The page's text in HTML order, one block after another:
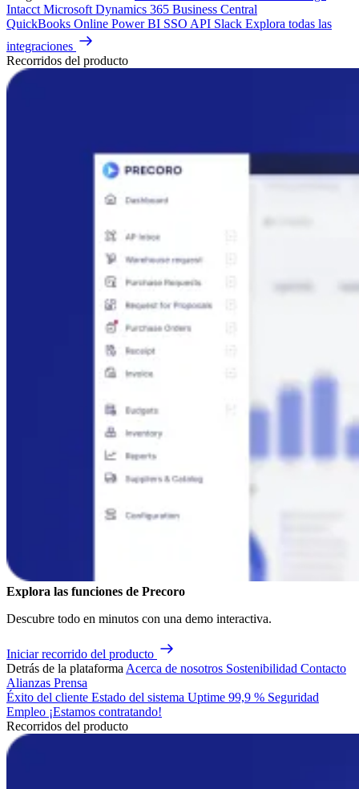
Intacct Microsoft Dynamics 365 Business Central
QuickBooks Online Power BI SSO API Slack Explora todas las
integraciones
Recorridos del producto
Explora las funciones de Precoro
Descubre todo en minutos con una demo interactiva.
Iniciar recorrido del producto
Detrás de la plataforma Acerca de nosotros Sostenibilidad Contacto
Alianzas Prensa
Éxito del cliente Estado del sistema Uptime 99,9 % Seguridad
Empleo ¡Estamos contratando!
Recorridos del producto